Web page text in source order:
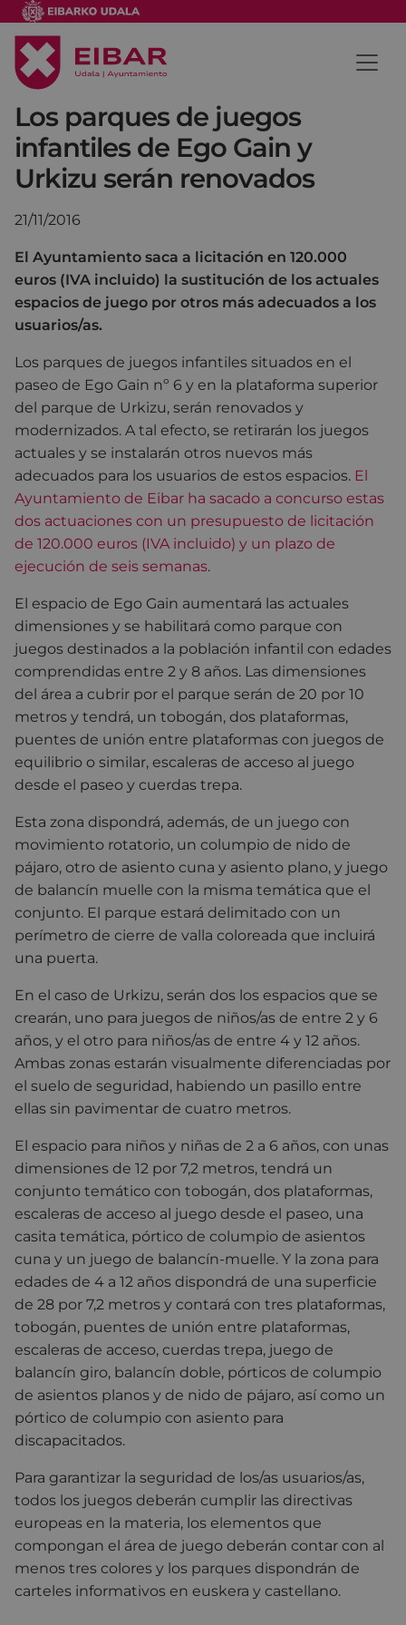
Los parques de juegos
infantiles de Ego Gain y
Urkizu serán renovados
21/11/2016
El Ayuntamiento saca a licitación en 120.000
euros (IVA incluido) la sustitución de los actuales
espacios de juego por otros más adecuados a los
usuarios/as.
Los parques de juegos infantiles situados en el
paseo de Ego Gain nº 6 y en la plataforma superior
del parque de Urkizu, serán renovados y
modernizados. A tal efecto, se retirarán los juegos
actuales y se instalarán otros nuevos más
adecuados para los usuarios de estos espacios. El
Ayuntamiento de Eibar ha sacado a concurso estas
dos actuaciones con un presupuesto de licitación
de 120.000 euros (IVA incluido) y un plazo de
ejecución de seis semanas.
El espacio de Ego Gain aumentará las actuales
dimensiones y se habilitará como parque con
juegos destinados a la población infantil con edades
comprendidas entre 2 y 8 años. Las dimensiones
del área a cubrir por el parque serán de 20 por 10
metros y tendrá, un tobogán, dos plataformas,
puentes de unión entre plataformas con juegos de
equilibrio o similar, escaleras de acceso al juego
desde el paseo y cuerdas trepa.
Esta zona dispondrá, además, de un juego con
movimiento rotatorio, un columpio de nido de
pájaro, otro de asiento cuna y asiento plano, y juego
de balancín muelle con la misma temática que el
conjunto. El parque estará delimitado con un
perímetro de cierre de valla coloreada que incluirá
una puerta.
En el caso de Urkizu, serán dos los espacios que se
crearán, uno para juegos de niños/as de entre 2 y 6
años, y el otro para niños/as de entre 4 y 12 años.
Ambas zonas estarán visualmente diferenciadas por
el suelo de seguridad, habiendo un pasillo entre
ellas sin pavimentar de cuatro metros.
El espacio para niños y niñas de 2 a 6 años, con unas
dimensiones de 12 por 7,2 metros, tendrá un
conjunto temático con tobogán, dos plataformas,
escaleras de acceso al juego desde el paseo, una
casita temática, pórtico de columpio de asientos
cuna y un juego de balancín-muelle. Y la zona para
edades de 4 a 12 años dispondrá de una superficie
de 28 por 7,2 metros y contará con tres plataformas,
tobogán, puentes de unión entre plataformas,
escaleras de acceso, cuerdas trepa, juego de
balancín giro, balancín doble, pórticos de columpio
de asientos planos y de nido de pájaro, así como un
pórtico de columpio con asiento para
discapacitados.
Para garantizar la seguridad de los/as usuarios/as,
todos los juegos deberán cumplir las directivas
europeas en la materia, los elementos que
compongan el área de juego deberán contar con al
menos tres colores y los parques dispondrán de
carteles informativos en euskera y castellano.